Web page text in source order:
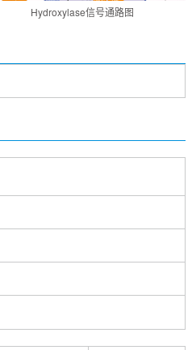
Hydroxylase信号通路图